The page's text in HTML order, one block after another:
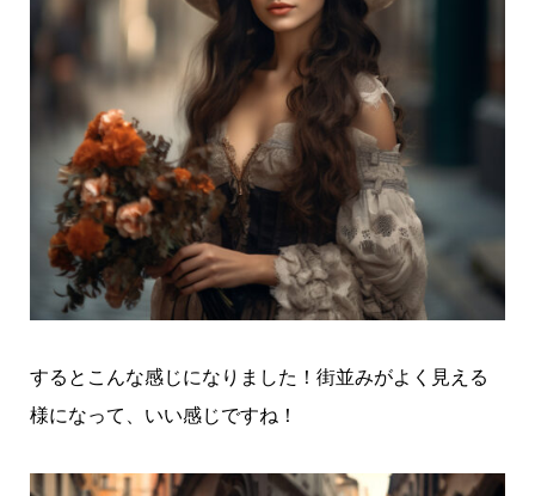
するとこんな感じになりました！街並みがよく見える
様になって、いい感じですね！